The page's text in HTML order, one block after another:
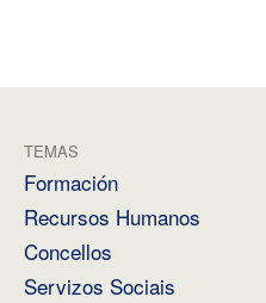
TEMAS
Formación
Recursos Humanos
Concellos
Servizos Sociais